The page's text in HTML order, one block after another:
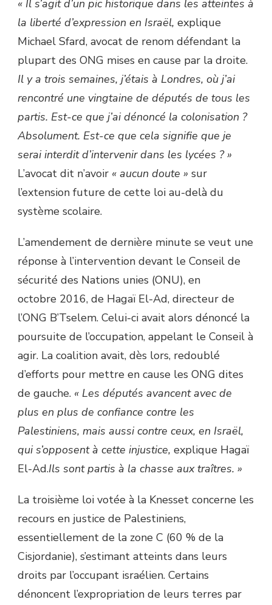
« Il s’agit d’un pic historique dans les atteintes à
la liberté d’expression en Israël, explique
Michael Sfard, avocat de renom défendant la
plupart des ONG mises en cause par la droite.
Il y a trois semaines, j’étais à Londres, où j’ai
rencontré une vingtaine de députés de tous les
partis. Est-ce que j’ai dénoncé la colonisation ?
Absolument. Est-ce que cela signifie que je
serai interdit d’intervenir dans les lycées ? »
L’avocat dit n’avoir « aucun doute » sur
l’extension future de cette loi au-delà du
système scolaire.
L’amendement de dernière minute se veut une
réponse à l’intervention devant le Conseil de
sécurité des Nations unies (ONU), en
octobre 2016, de Hagaï El-Ad, directeur de
l’ONG B’Tselem. Celui-ci avait alors dénoncé la
poursuite de l’occupation, appelant le Conseil à
agir. La coalition avait, dès lors, redoublé
d’efforts pour mettre en cause les ONG dites
de gauche. « Les députés avancent avec de
plus en plus de confiance contre les
Palestiniens, mais aussi contre ceux, en Israël,
qui s’opposent à cette injustice, explique Hagaï
El-Ad.Ils sont partis à la chasse aux traîtres. »
La troisième loi votée à la Knesset concerne les
recours en justice de Palestiniens,
essentiellement de la zone C (60 % de la
Cisjordanie), s’estimant atteints dans leurs
droits par l’occupant israélien. Certains
dénoncent l’expropriation de leurs terres par